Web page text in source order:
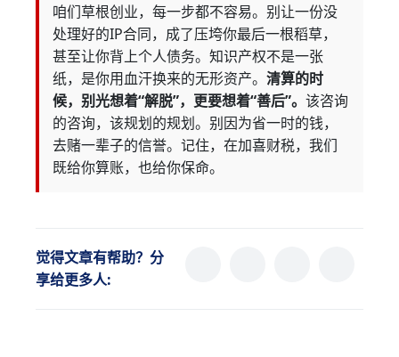
咱们草根创业，每一步都不容易。别让一份没
处理好的IP合同，成了压垮你最后一根稻草，
甚至让你背上个人债务。知识产权不是一张
纸，是你用血汗换来的无形资产。 清算的时
候，别光想着“解脱”，更要想着“善后”。 该咨询
的咨询，该规划的规划。别因为省一时的钱，
去赌一辈子的信誉。记住，在加喜财税，我们
既给你算账，也给你保命。
觉得文章有帮助？分
享给更多人: